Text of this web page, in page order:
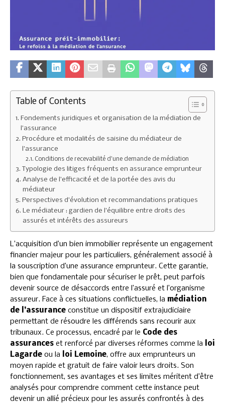
Table of Contents
Fondements juridiques et organisation de la médiation de
l’assurance
Procédure et modalités de saisine du médiateur de
l’assurance
Conditions de recevabilité d’une demande de médiation
Typologie des litiges fréquents en assurance emprunteur
Analyse de l’efficacité et de la portée des avis du
médiateur
Perspectives d’évolution et recommandations pratiques
Le médiateur : gardien de l’équilibre entre droits des
assurés et intérêts des assureurs
L’acquisition d’un bien immobilier représente un engagement
financier majeur pour les particuliers, généralement associé à
la souscription d’une assurance emprunteur. Cette garantie,
bien que fondamentale pour sécuriser le prêt, peut parfois
devenir source de désaccords entre l’assuré et l’organisme
assureur. Face à ces situations conflictuelles, la médiation
de l’assurance constitue un dispositif extrajudiciaire
permettant de résoudre les différends sans recourir aux
tribunaux. Ce processus, encadré par le Code des
assurances et renforcé par diverses réformes comme la
loi
Lagarde ou la loi Lemoine, offre aux emprunteurs un
moyen rapide et gratuit de faire valoir leurs droits. Son
fonctionnement, ses avantages et ses limites méritent d’être
analysés pour comprendre comment cette instance peut
devenir un allié précieux pour les assurés confrontés à des